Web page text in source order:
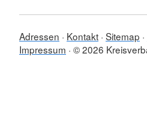
Adressen Kontakt Sitemap
Impressum © 2026